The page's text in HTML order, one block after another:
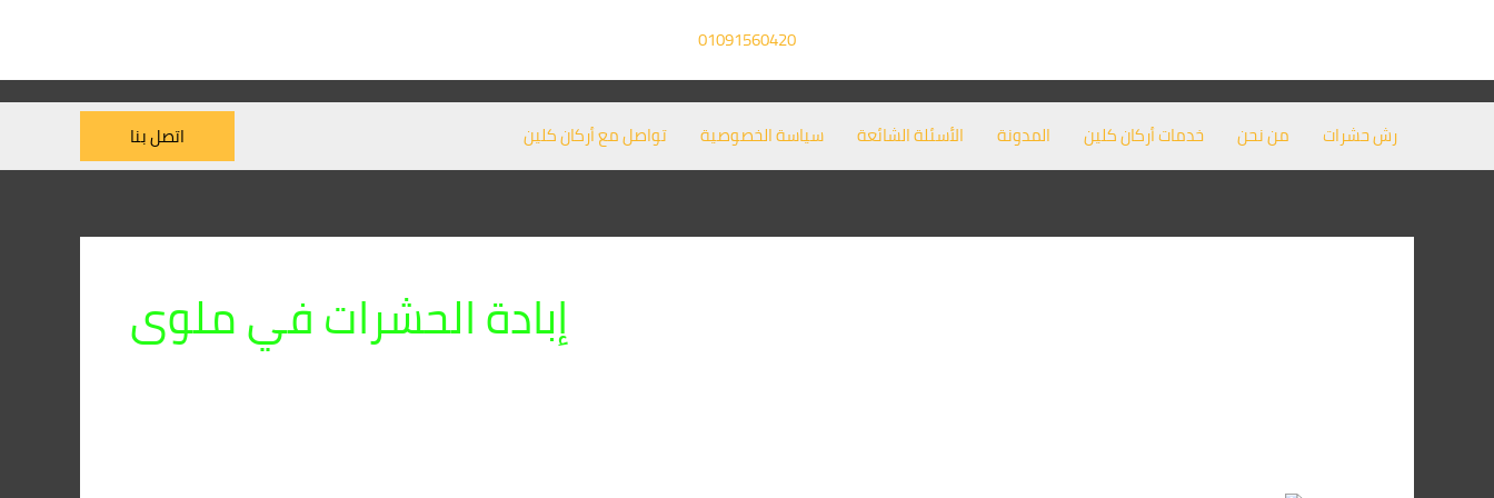
01091560420
رش حشرات من نحن خدمات أركان كلين المدونة الأسئلة الشائعة سياسة الخصوصية تواصل مع أركان كلين اتصل بنا
إبادة الحشرات في ملوى